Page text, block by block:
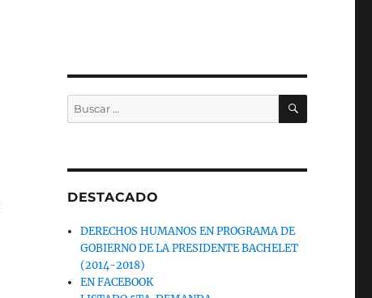
Buscar
por:
BUSCAR
DESTACADO
DERECHOS HUMANOS EN PROGRAMA DE
GOBIERNO DE LA PRESIDENTE BACHELET
(2014-2018)
EN FACEBOOK